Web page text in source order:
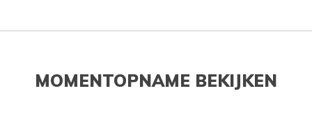
MOMENTOPNAME BEKIJKEN